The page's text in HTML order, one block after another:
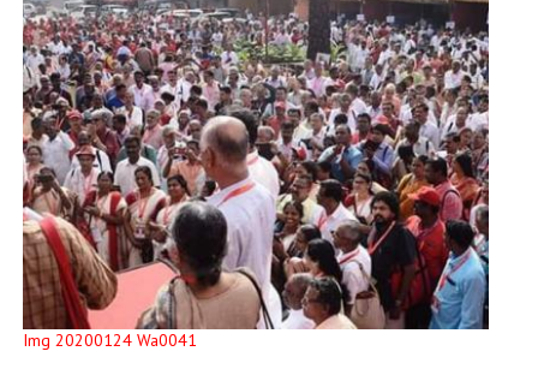
Img 20200124 Wa0041